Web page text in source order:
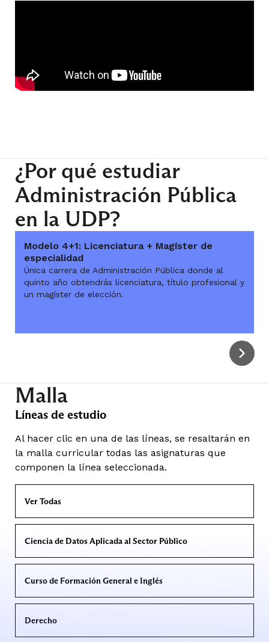
¿Por qué estudiar
Administración Pública
en la UDP?
Modelo 4+1: Licenciatura + Magíster de
especialidad
Única carrera de Administración Pública donde al
quinto año obtendrás licenciatura, título profesional y
un magíster de elección.
Malla
Líneas de estudio
Al hacer clic en una de las líneas, se resaltarán en
la malla curricular todas las asignaturas que
componen la línea seleccionada.
Ver Todas
Ciencia de Datos Aplicada al Sector Público
Curso de Formación General e Inglés
Derecho